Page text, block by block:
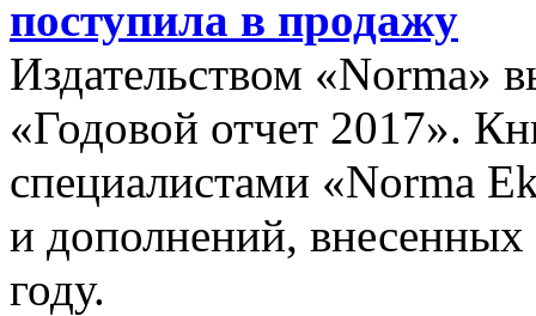
поступила в продажу
Издательством «Norma»
«Годовой отчет 2017».
специалистами «Norma
и дополнений, внесенных
году.